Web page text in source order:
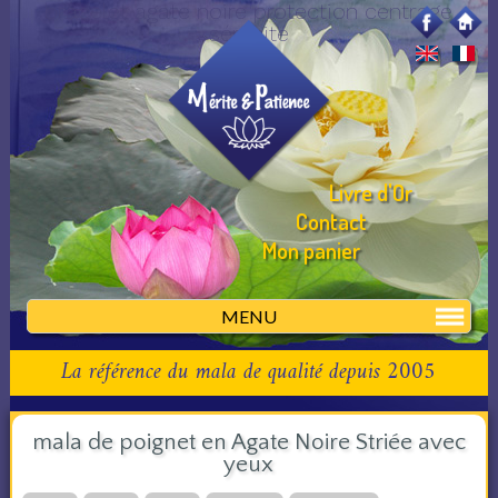
bracelet agate noire protection centrage
sérénité
MENU
Livre d'Or
Contact
Mon panier
La référence du mala de qualité depuis 2005
mala de poignet en Agate Noire Striée avec
yeux